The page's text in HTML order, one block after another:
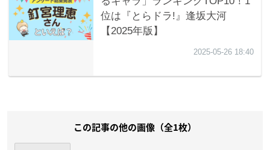
この記事の他の画像（全1枚）